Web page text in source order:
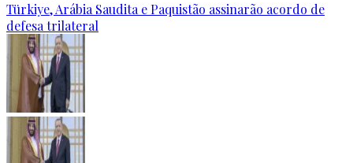
Türkiye, Arábia Saudita e Paquistão assinarão acordo de
defesa trilateral